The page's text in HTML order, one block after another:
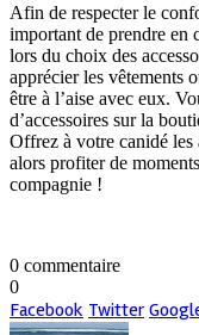
Afin de respecter le
important de prendre en
lors du choix des
apprécier les vêtements
être à l’aise avec eux.
d’accessoires sur la
Offrez à votre canidé les
alors profiter de
compagnie !
0 commentaire
0
Facebook Twitter